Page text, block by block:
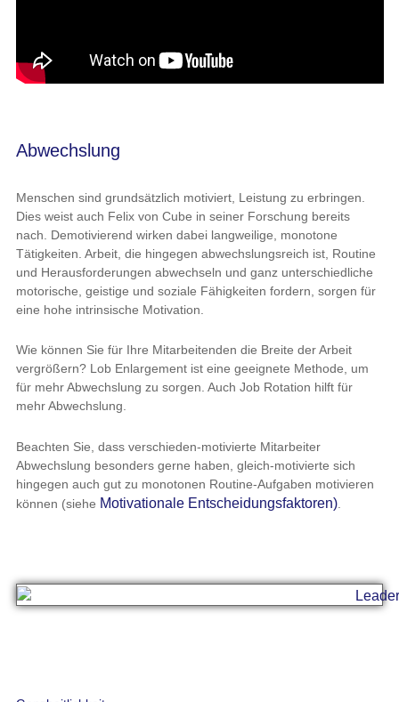
Abwechslung
Menschen sind grundsätzlich motiviert, Leistung zu erbringen.
Dies weist auch Felix von Cube in seiner Forschung bereits
nach. Demotivierend wirken dabei langweilige, monotone
Tätigkeiten. Arbeit, die hingegen abwechslungsreich ist, Routine
und Herausforderungen abwechseln und ganz unterschiedliche
motorische, geistige und soziale Fähigkeiten fordern, sorgen für
eine hohe intrinsische Motivation.
Wie können Sie für Ihre Mitarbeitenden die Breite der Arbeit
vergrößern? Lob Enlargement ist eine geeignete Methode, um
für mehr Abwechslung zu sorgen. Auch Job Rotation hilft für
mehr Abwechslung.
Beachten Sie, dass verschieden-motivierte Mitarbeiter
Abwechslung besonders gerne haben, gleich-motivierte sich
hingegen auch gut zu monotonen Routine-Aufgaben motivieren
können (siehe Motivationale Entscheidungsfaktoren).